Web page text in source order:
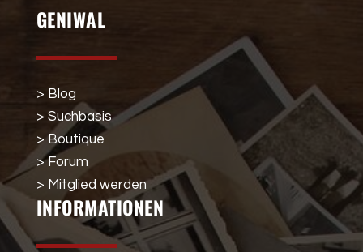
GENIWAL
> Blog
> Suchbasis
> Boutique
> Forum
> Mitglied werden
INFORMATIONEN